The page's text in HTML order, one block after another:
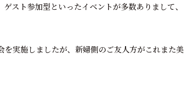
スト参加型といったイベントが多数ありまして、
実施しましたが、新婦側のご友人方がこれまた美